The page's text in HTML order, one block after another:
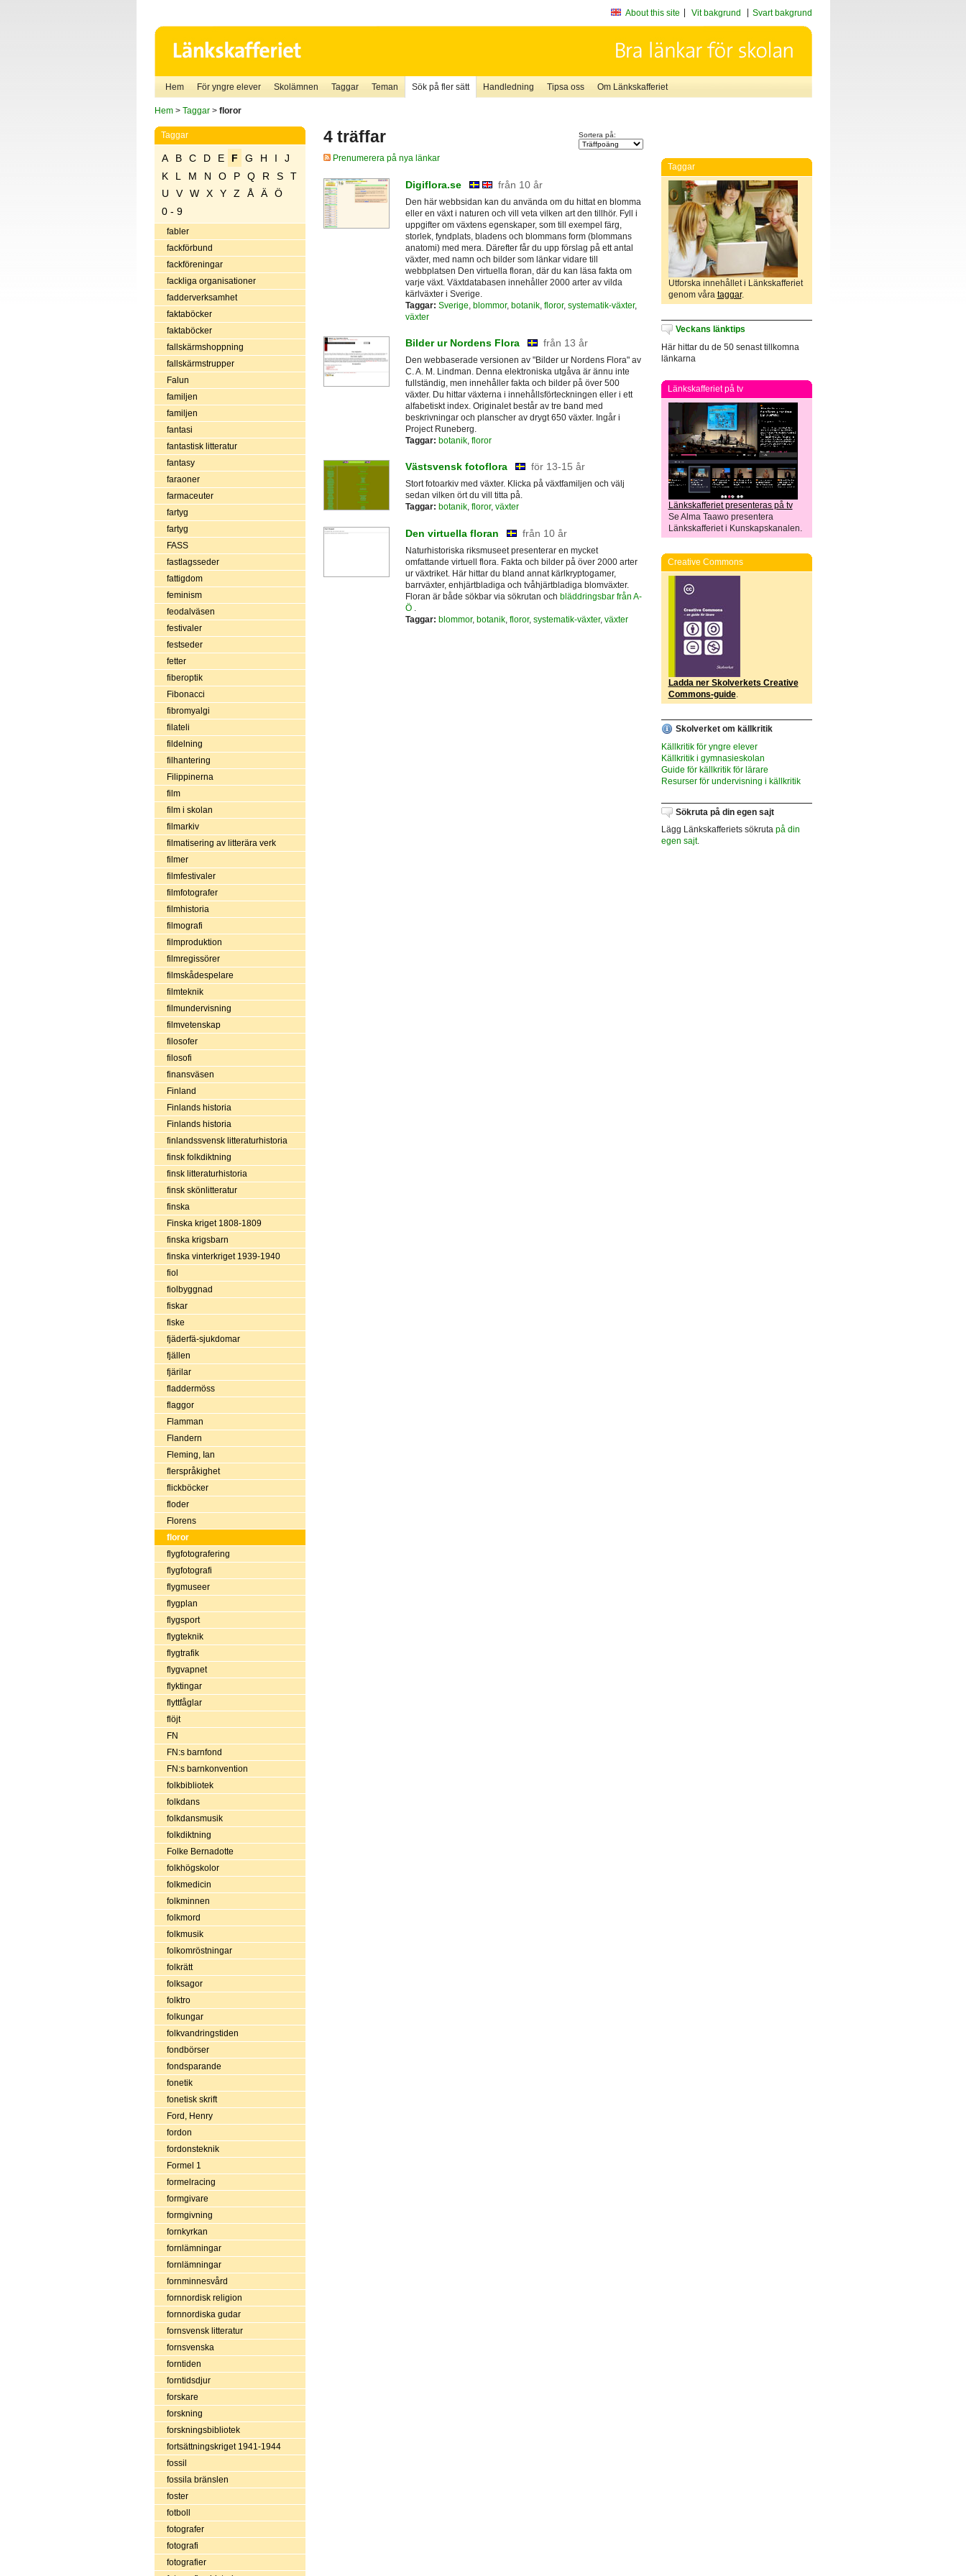
About this site Vit bakgrund Svart bakgrund
Hem För yngre elever Skolämnen Taggar Teman Sök på fler sätt Handledning Tipsa oss Om Länkskafferiet
Hem> Taggar> floror
Taggar
A B C D E F G H I
J
K
L M N O P Q R S
T
U
V W X Y Z Å Ä
Ö
0 - 9
fabler
fackförbund
fackföreningar
fackliga organisationer
fadderverksamhet
faktaböcker
faktaböcker
fallskärmshoppning
fallskärmstrupper
Falun
familjen
familjen
fantasi
fantastisk litteratur
fantasy
faraoner
farmaceuter
fartyg
fartyg
FASS
fastlagsseder
fattigdom
feminism
feodalväsen
festivaler
festseder
fetter
fiberoptik
Fibonacci
fibromyalgi
filateli
fildelning
filhantering
Filippinerna
film
film i skolan
filmarkiv
filmatisering av litterära verk
filmer
filmfestivaler
filmfotografer
filmhistoria
filmografi
filmproduktion
filmregissörer
filmskådespelare
filmteknik
filmundervisning
filmvetenskap
filosofer
filosofi
finansväsen
Finland
Finlands historia
Finlands historia
finlandssvensk litteraturhistoria
finsk folkdiktning
finsk litteraturhistoria
finsk skönlitteratur
finska
Finska kriget 1808-1809
finska krigsbarn
finska vinterkriget 1939-1940
fiol
fiolbyggnad
fiskar
fiske
fjäderfä-sjukdomar
fjällen
fjärilar
fladdermöss
flaggor
Flamman
Flandern
Fleming, Ian
flerspråkighet
flickböcker
floder
Florens
floror
flygfotografering
flygfotografi
flygmuseer
flygplan
flygsport
flygteknik
flygtrafik
flygvapnet
flyktingar
flyttfåglar
flöjt
FN
FN:s barnfond
FN:s barnkonvention
folkbibliotek
folkdans
folkdansmusik
folkdiktning
Folke Bernadotte
folkhögskolor
folkmedicin
folkminnen
folkmord
folkmusik
folkomröstningar
folkrätt
folksagor
folktro
folkungar
folkvandringstiden
fondbörser
fondsparande
fonetik
fonetisk skrift
Ford, Henry
fordon
fordonsteknik
Formel 1
formelracing
formgivare
formgivning
fornkyrkan
fornlämningar
fornlämningar
fornminnesvård
fornnordisk religion
fornnordiska gudar
fornsvensk litteratur
fornsvenska
forntiden
forntidsdjur
forskare
forskning
forskningsbibliotek
fortsättningskriget 1941-1944
fossil
fossila bränslen
foster
fotboll
fotografer
fotografi
fotografier
4 träffar Sortera på:
Prenumerera på nya länkar
Digiflora.se från 10 år
Den här webbsidan kan du använda om du hittat en blomma
eller en växt i naturen och vill veta vilken art den tillhör. Fyll i
uppgifter om växtens egenskaper, som till exempel färg,
storlek, fyndplats, bladens och blommans form (blommans
anatomi) med mera. Därefter får du upp förslag på ett antal
växter, med namn och bilder som länkar vidare till
webbplatsen Den virtuella floran, där du kan läsa fakta om
varje växt. Växtdatabasen innehåller 2000 arter av vilda
kärlväxter i Sverige.
Taggar: Sverige blommor, botanik, floror, systematik-växter,
växter
Bilder ur Nordens Flora från 13 år
Den webbaserade versionen av "Bilder ur Nordens Flora" av
C. A. M. Lindman. Denna elektroniska utgåva är ännu inte
fullständig, men innehåller fakta och bilder på över 500
växter. Du hittar växterna i innehållsförteckningen eller i ett
alfabetiskt index. Originalet består av tre band med
beskrivningar och planscher av drygt 650 växter. Ingår i
Project Runeberg.
Taggar: botanik, floror
Västsvensk fotoflora för 13-15 år
Stort fotoarkiv med växter. Klicka på växtfamiljen och välj
sedan vilken ört du vill titta på.
Taggar: botanik, floror, växter
Den virtuella floran från 10 år
Naturhistoriska riksmuseet presenterar en mycket
omfattande virtuell flora. Fakta och bilder på över 2000 arter
ur växtriket. Här hittar du bland annat kärlkryptogamer,
barrväxter, enhjärtbladiga och tvåhjärtbladiga blomväxter.
Floran är både sökbar via sökrutan och bläddringsbar från A-
Ö.
Taggar: blommor, botanik, floror, systematik-växter, växter
Taggar
Utforska innehållet i Länkskafferiet
genom våra taggar.
Veckans länktips
Här hittar du de 50 senast tillkomna
länkarna
Länkskafferiet på tv
Länkskafferiet presenteras på tv
Se Alma Taawo presentera
Länkskafferiet i Kunskapskanalen.
Creative Commons
Ladda ner Skolverkets Creative
Commons-guide.
Skolverket om källkritik
Källkritik för yngre elever
Källkritik i gymnasieskolan
Guide för källkritik för lärare
Resurser för undervisning i källkritik
Sökruta på din egen sajt
Lägg Länkskafferiets sökruta på din
egen sajt.